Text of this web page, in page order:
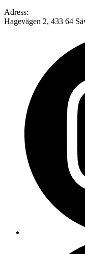
Adress:
Hagevägen 2, 433 64